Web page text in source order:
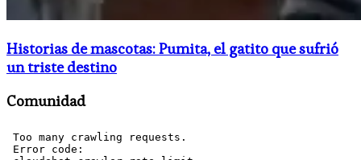
Historias de mascotas: Pumita, el gatito que sufrió
un triste destino
Comunidad